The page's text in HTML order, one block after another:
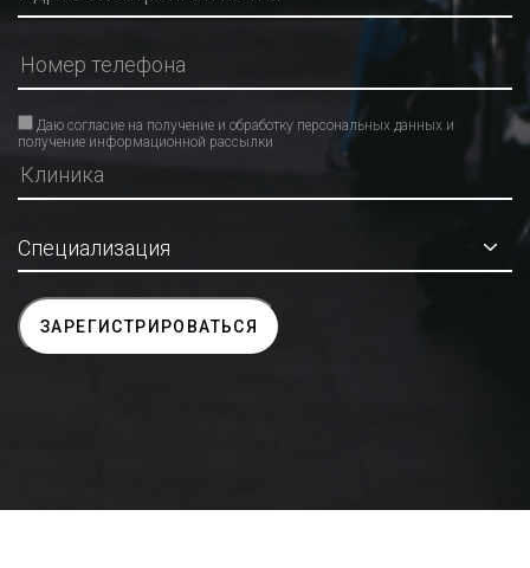
Даю согласие на получение и обработку персональных данных и
получение информационной рассылки